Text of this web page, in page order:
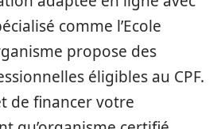
comme l’Ecole
propose des
éligibles au CPF.
de financer votre